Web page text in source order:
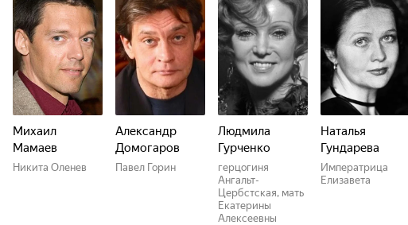
Михаил
Мамаев
Никита Оленев
Александр
Домогаров
Павел Горин
Людмила
Гурченко
герцогиня
Ангальт-
Цербстская, мать
Екатерины
Алексеевны
Наталья
Гундарева
Императрица
Елизавета